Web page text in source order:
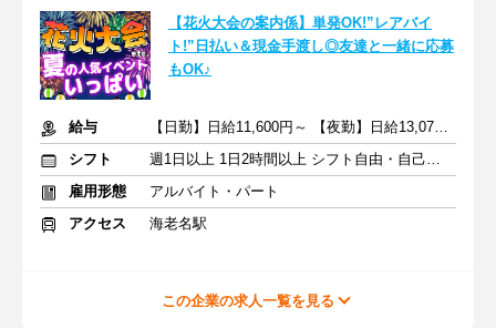
【花火大会の案内係】単発OK!”レアバイ
ト!”日払い＆現金手渡し◎友達と一緒に応募
もOK♪
給与
【日勤】日給11,600円～ 【夜勤】日給13,078円～
シフト
週1日以上 1日2時間以上 シフト自由・自己申告
雇用形態
アルバイト・パート
アクセス
海老名駅
この企業の求人一覧を見る